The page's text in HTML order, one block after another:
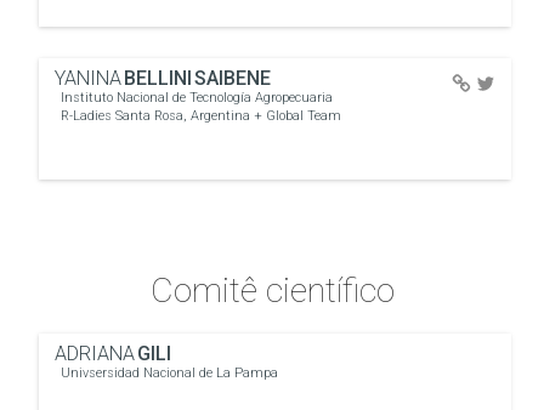
YANINABELLINI SAIBENE
Instituto Nacional de Tecnología Agropecuaria
R-Ladies Santa Rosa, Argentina + Global Team
Comitê científico
ADRIANAGILI
Univsersidad Nacional de La Pampa